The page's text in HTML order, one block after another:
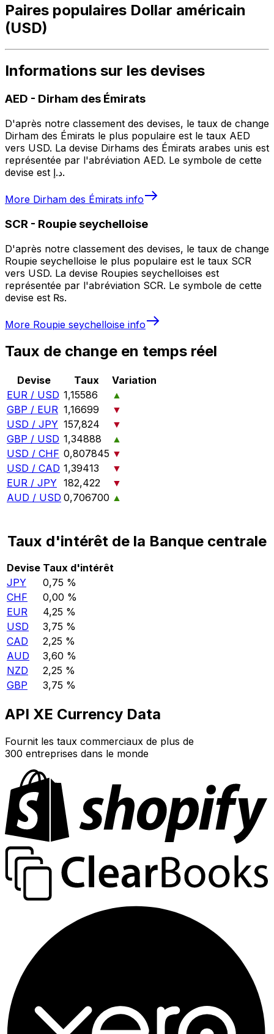
Paires populaires Dollar américain
(USD)
Informations sur les devises
AED - Dirham des Émirats
D'après notre classement des devises, le taux de change
Dirham des Émirats le plus populaire est le taux AED
vers USD. La devise Dirhams des Émirats arabes unis est
représentée par l'abréviation AED. Le symbole de cette
devise est د.إ.
More Dirham des Émirats info
SCR - Roupie seychelloise
D'après notre classement des devises, le taux de change
Roupie seychelloise le plus populaire est le taux SCR
vers USD. La devise Roupies seychelloises est
représentée par l'abréviation SCR. Le symbole de cette
devise est ₨.
More Roupie seychelloise info
Taux de change en temps réel
Devise Taux
Variation
EUR / USD 1,15586
▲
GBP / EUR 1,16699
▼
USD / JPY 157,824
▼
GBP / USD 1,34888
▲
USD / CHF 0,807845 ▼
USD / CAD 1,39413
▼
EUR / JPY 182,422
▼
AUD / USD 0,706700 ▲
Taux d'intérêt de la Banque centrale
Devise Taux d'intérêt
JPY
0,75 %
CHF
0,00 %
EUR
4,25 %
USD
3,75 %
CAD
2,25 %
AUD
3,60 %
NZD
2,25 %
GBP
3,75 %
API XE Currency Data
Fournit les taux commerciaux de plus de
300 entreprises dans le monde